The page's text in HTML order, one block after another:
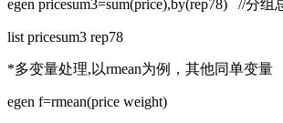
egen pricesum3=sum(price),by(rep78) //分组
list pricesum3 rep78
*多变量处理,以rmean为例，其他同单变量
egen f=rmean(price weight)